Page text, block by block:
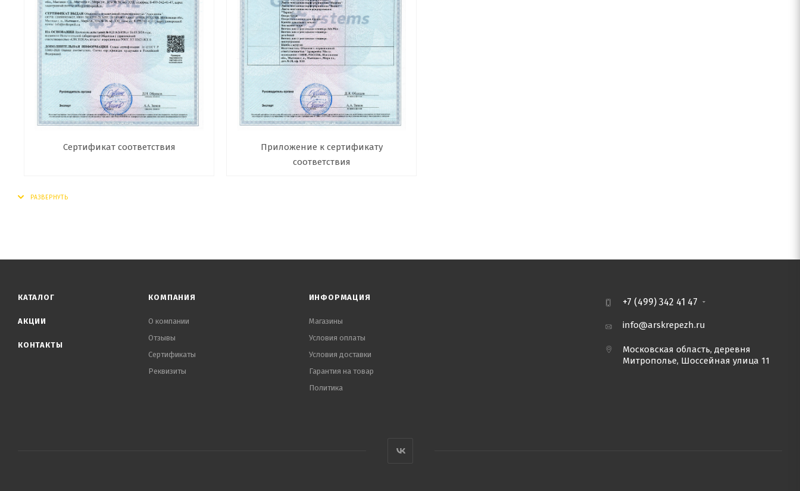
Сертификат соответствия
Приложение к сертификату
соответствия
КАТАЛОГ
АКЦИИ
КОНТАКТЫ
КОМПАНИЯ
О компании
Отзывы
Сертификаты
Реквизиты
ИНФОРМАЦИЯ
Магазины
Условия оплаты
Условия доставки
Гарантия на товар
Политика
+7 (499) 342 41 47
info@arskrepezh.ru
Московская область, деревня
Митрополье, Шоссейная улица 11